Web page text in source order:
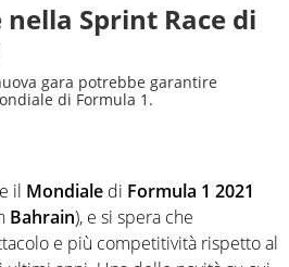
nella Sprint Race di
gara potrebbe garantire
di Formula 1.
il Mondiale di Formula 1 2021
Bahrain), e si spera che
e più competitività rispetto al